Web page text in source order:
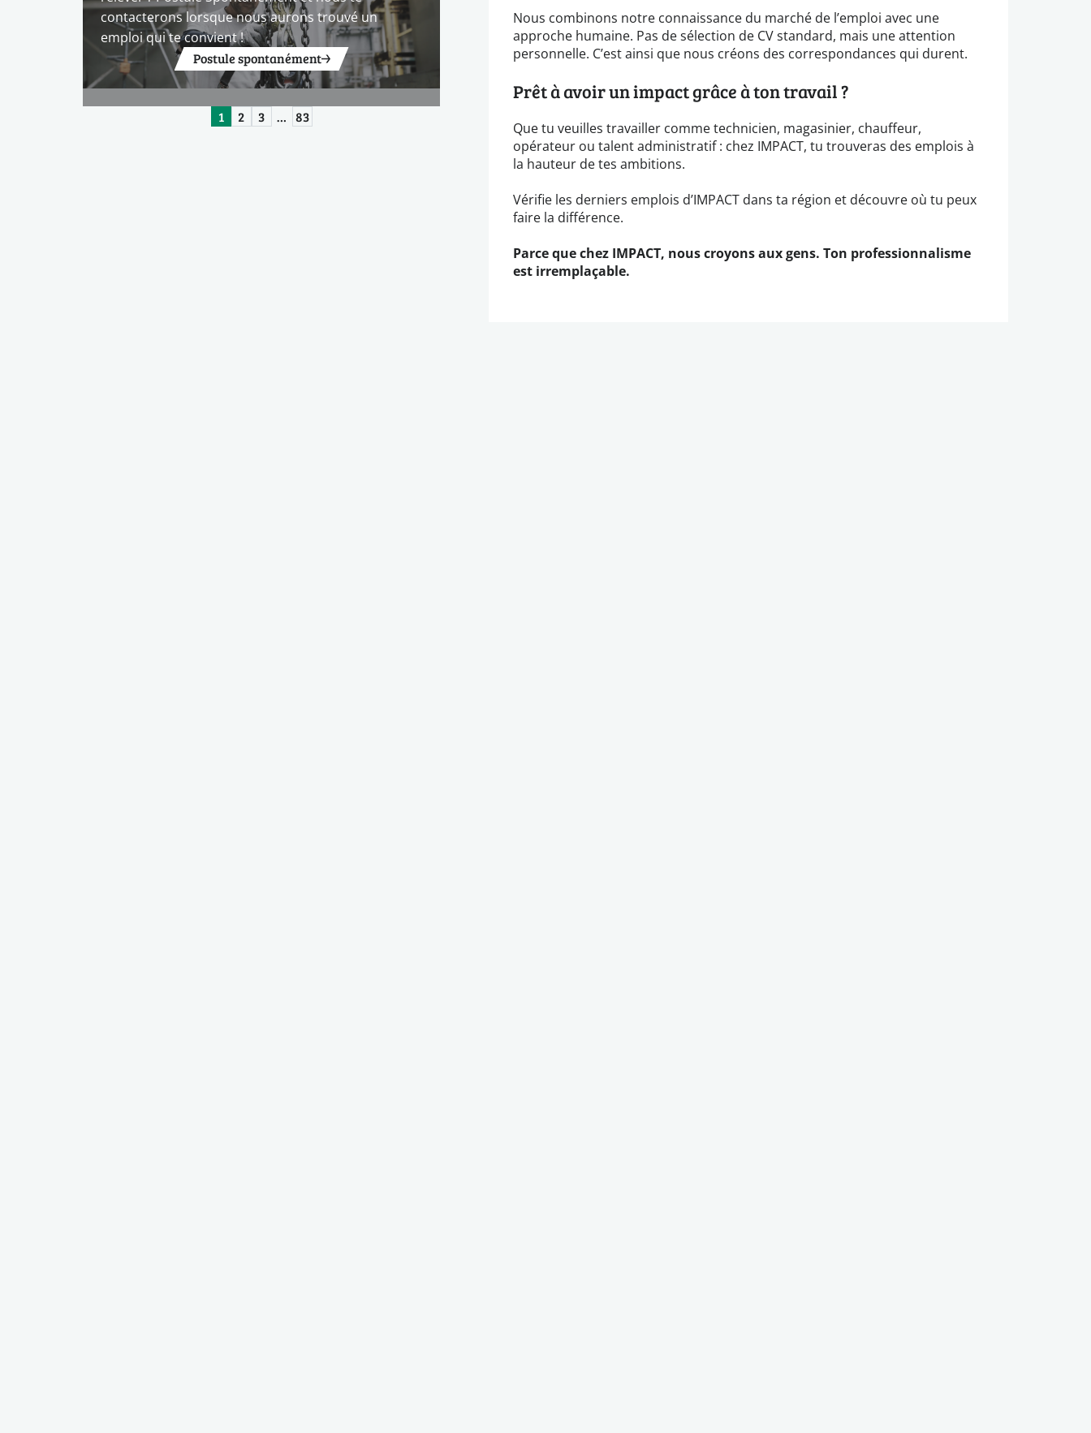
contacterons lorsque nous aurons trouvé un
emploi qui te convient !
Postule spontanément
1 2 3 … 83
Nous combinons notre connaissance du marché de l’emploi avec une
approche humaine. Pas de sélection de CV standard, mais une attention
personnelle. C’est ainsi que nous créons des correspondances qui durent.
Prêt à avoir un impact grâce à ton travail ?
Que tu veuilles travailler comme technicien, magasinier, chauffeur,
opérateur ou talent administratif : chez IMPACT, tu trouveras des emplois à
la hauteur de tes ambitions.
Vérifie les derniers emplois d’IMPACT dans ta région et découvre où tu peux
faire la différence.
Parce que chez IMPACT, nous croyons aux gens. Ton professionnalisme
est irremplaçable.